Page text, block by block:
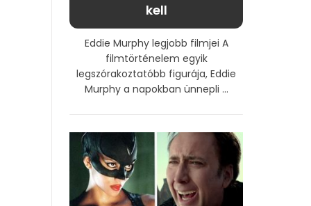
kell
Eddie Murphy legjobb filmjei A
filmtörténelem egyik
legszórakoztatóbb figurája, Eddie
Murphy a napokban ünnepli ...